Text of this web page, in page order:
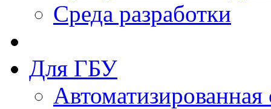
Среда разработки
Для ГБУ